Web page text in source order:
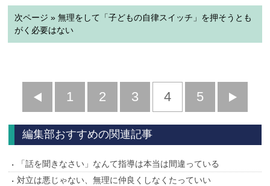
次ページ » 無理をして「子どもの自律スイッチ」を押そうとも
がく必要はない
前
へ
1 2 3 4 5
へ
編集部おすすめの関連記事
「話を聞きなさい」なんて指導は本当は間違っている
対立は悪じゃない、無理に仲良くしなくたっていい